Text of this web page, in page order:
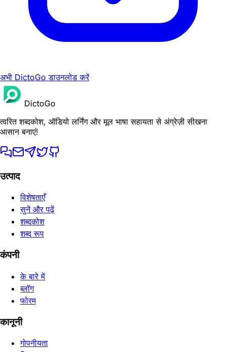
अभी DictoGo डाउनलोड करें
DictoGo
त्वरित शब्दकोश, ऑडियो लर्निंग और मूल भाषा सहायता से अंग्रेज़ी सीखना
आसान बनाएं!
उत्पाद
विशेषताएँ
सुनें और पढ़ें
शब्दकोश
शब्द रूप
कंपनी
के बारे में
ब्लॉग
फोरम
कानूनी
गोपनीयता